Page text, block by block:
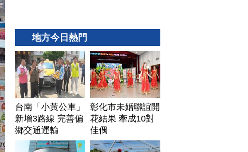
地方今日熱門
台南「小黃公車」
新增3路線 完善偏
鄉交通運輸
彰化市未婚聯誼開
花結果 牽成10對
佳偶